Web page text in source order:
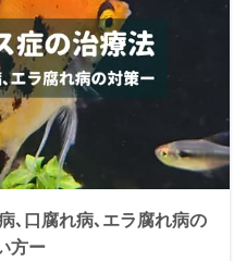
､口腐れ病､エラ腐れ病の
方ー